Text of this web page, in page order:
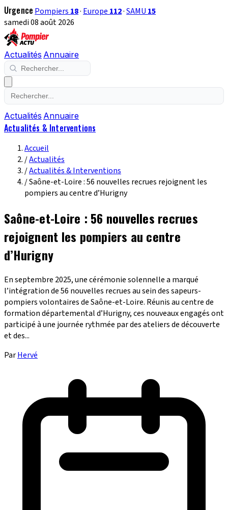
Urgence Pompiers 18· Europe 112·SAMU 15
samedi 08 août 2026
Actualités Annuaire
Actualités Annuaire
Actualités & Interventions
Accueil
/Actualités
/Actualités & Interventions
/Saône-et-Loire : 56 nouvelles recrues rejoignent les
pompiers au centre d’Hurigny
Saône-et-Loire : 56 nouvelles recrues
rejoignent les pompiers au centre
d’Hurigny
En septembre 2025, une cérémonie solennelle a marqué
l’intégration de 56 nouvelles recrues au sein des sapeurs-
pompiers volontaires de Saône-et-Loire. Réunis au centre de
formation départemental d’Hurigny, ces nouveaux engagés ont
participé à une journée rythmée par des ateliers de découverte
et des...
ParHervé